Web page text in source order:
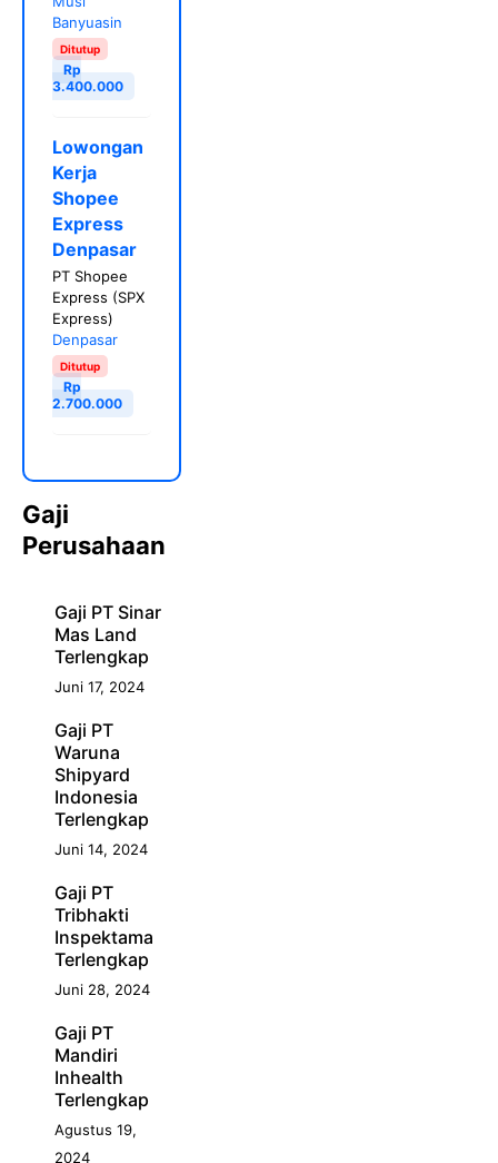
Banyuasin
Ditutup
Rp
3.400.000
Lowongan
Kerja
Shopee
Express
Denpasar
PT Shopee
Express (SPX
Express)
Denpasar
Ditutup
Rp
2.700.000
Gaji
Perusahaan
Gaji PT Sinar
Mas Land
Terlengkap
Juni 17, 2024
Gaji PT
Waruna
Shipyard
Indonesia
Terlengkap
Juni 14, 2024
Gaji PT
Tribhakti
Inspektama
Terlengkap
Juni 28, 2024
Gaji PT
Mandiri
Inhealth
Terlengkap
Agustus 19,
2024